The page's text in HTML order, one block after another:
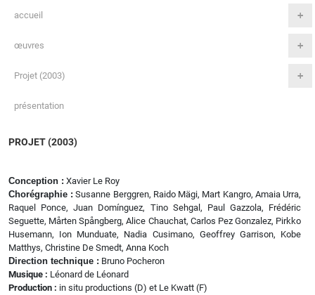
accueil
œuvres
Projet (2003)
présentation
PROJET (2003)
Conception : Xavier Le Roy
Chorégraphie : Susanne Berggren, Raido Mägi, Mart Kangro, Amaia Urra,
Raquel Ponce, Juan Domínguez, Tino Sehgal, Paul Gazzola, Frédéric
Seguette, Mårten Spångberg, Alice Chauchat, Carlos Pez Gonzalez, Pirkko
Husemann, Ion Munduate, Nadia Cusimano, Geoffrey Garrison, Kobe
Matthys, Christine De Smedt, Anna Koch
Direction technique : Bruno Pocheron
Musique : Léonard de Léonard
Production : in situ productions (D) et Le Kwatt (F)